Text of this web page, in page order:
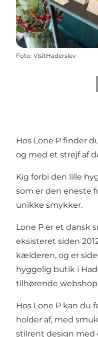
Foto: VisitHaderslev
Hos Lone P finder
og med et strejf af
Kig forbi den lille
som er den eneste
unikke smykker.
Lone P er et dansk
eksisteret siden
kælderen, og er
hyggelig butik i
tilhørende
Hos Lone P kan du
holder af, med
stilrent design med